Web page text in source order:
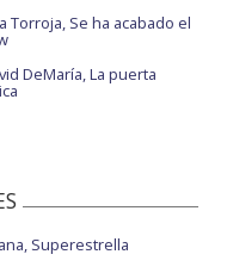
Torroja, Se ha acabado el
DeMaría, La puerta
Superestrella